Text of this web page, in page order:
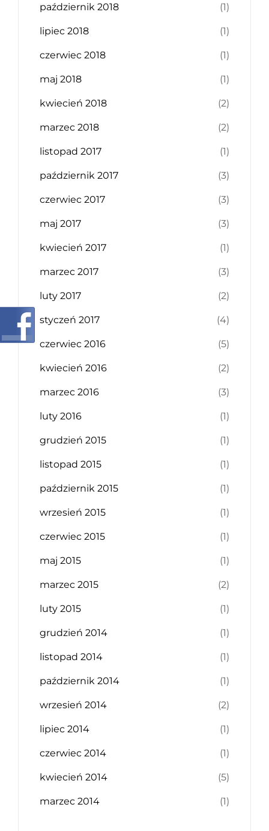
październik 2018 (1)
lipiec 2018 (1)
czerwiec 2018 (1)
maj 2018 (1)
kwiecień 2018 (2)
marzec 2018 (2)
listopad 2017 (1)
październik 2017 (3)
czerwiec 2017 (3)
maj 2017 (3)
kwiecień 2017 (1)
marzec 2017 (3)
luty 2017 (2)
styczeń 2017 (4)
czerwiec 2016 (5)
kwiecień 2016 (2)
marzec 2016 (3)
luty 2016 (1)
grudzień 2015 (1)
listopad 2015 (1)
październik 2015 (1)
wrzesień 2015 (1)
czerwiec 2015 (1)
maj 2015 (1)
marzec 2015 (2)
luty 2015 (1)
grudzień 2014 (1)
listopad 2014 (1)
październik 2014 (1)
wrzesień 2014 (2)
lipiec 2014 (1)
czerwiec 2014 (1)
kwiecień 2014 (5)
marzec 2014 (1)